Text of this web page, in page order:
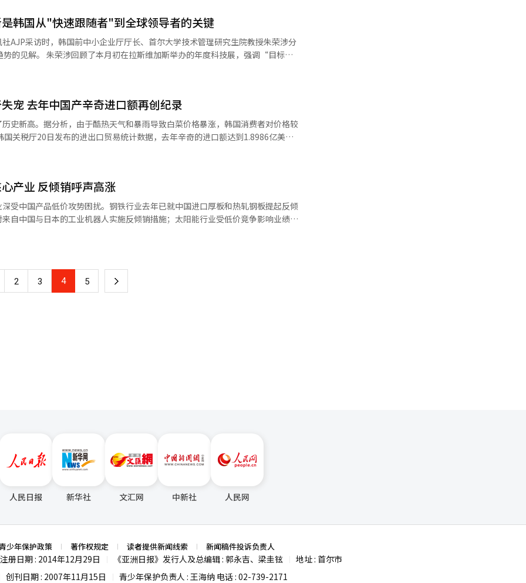
因此尚难以准确评估DeepSeek的影响，但预计市场上既存在长期机遇，也存在
HBM的整体需求仍可能持续增长。 【图片来源 路透社/韩联社】
是否需要限制使用的更多担忧，DeepSeek的进步可能会加紧旨在控制人工智能
高不下。此外，受价格上涨预期影响，产地经销商和辛奇（泡菜）企业增加储存
39.6%，较平年均价上涨40.4%。富士苹果的平均零售价为每10个2.6872万韩
和大枣价格则与去年持平。 水产品价格普遍走高。鲭鱼（国产盐
同比上涨45.4%，较平年均价高出67%；黄花鱼（冷冻中等品）价格为每条
；鱿鱼（近海冷藏）每条售价为7507韩元，同比上涨2.3%，较平年高
畜产品方面，韩牛一等级里脊肉零售价为每100克
韩元，均与去年同期基本持平；但特大鸡蛋的零售价为每盒6410韩元，同比上涨
来春节销售旺季的韩国传统市场【图片来源 韩联
韩国从"快速跟随者"到全球领导者的关键
AJP采访时，韩国前中小企业厅厅长、首尔大学技术管理研究生院教授朱荣涉分
年度科技展，强调“目标导
，也是韩国初创企业在国际舞台上取得成功的关键战略。 他观察到，近年
了CES 2023首次提出“为所有人类安全”的概念，聚焦可持续发展的主题。到了
以AI为核心的创新浪潮，而在2025年的CES上，这些技术已开始商业化。他认
社会和经济挑战中发挥关键作用。 在2025年的CES上，他提到了英
系统”，并认为这是一次行业的颠覆性变革。“英伟达明确提出了通过AI改善世
算机，”他说。 然而，他也警告称，英伟达在物理AI领域
立独立的物理AI生态系统，就可能被完全纳入英伟达的生态体系之中，”他表
竞争力。 对于韩国初创企业，朱荣涉强调了“目标导向型
随者”向全球领导者的转型。他认为，韩国企业需要专注于技术的真正价值，以
当地时间1月6日在拉斯
此次论坛上，来自全球不同领域的专家和领导者共同参与了一场高水平的专题讨
伯克利分校教授萨姆·哈（Sam Ha），以及Productable副社长泰勒·施泰因克
】
宠 去年中国产辛奇进口额再创纪录
史新高。据分析，由于酷热天气和暴雨导致白菜价格暴涨，韩国消费者对价格较
增长了16%。 辛奇进口额的激增与白菜价格波动密切相
口额比2014年增长了81.8%。其中，中国产辛奇占据绝对主导地位，进口额达
更为
国政府对进口白菜实施了临时分配关税（0%），大幅增加中国产白菜进口量。
（约合人民币100元）的高价销售。为稳定物价，政府加大了中国产白菜的进口力
其显著的价格优势。与韩国产辛奇相比，中国产价格仅为其五分之一至四分之
，10公斤营业用辛奇的韩国产价格为4万至5万韩元，而中国产仅为1万至2万韩
产业 反倾销呼声高涨
受中国产品低价攻势困扰。钢铁行业去年已就中国进口厚板和热轧钢板提起反倾
自中国与日本的工业机器人实施反倾销措施；太阳能行业受低价竞争影响业绩恶
韩国工业机器人市场进口量从2021年的9080
增幅超过48%。进口产品的市场占有率也从2021年的75%升至2023年的81%。
销申诉，以反击进口产品的低
激政策上，但前景并不乐观。浦项控股公司会长张仁和表示：“像中国这样的大
倾销低价钢铁产品。” 业界与学界呼吁通过政策支援保护韩国产
业务组合。淑明女子大学经营学教授徐镛求表示：“中国产品的低价攻势是结构性
不可能在价格竞争中胜出。因此应该迅速转向高附加值产品竞争力，或加速进军北
美和法律规章较为宽松的灰色市场。” 现代制铁生产的热轧钢板【图片来源 现代制铁】
2 3 4 5 下
人民日报 新华社 文汇网 中新社 人民网
少年保护政策 著作权规定 读者提供新闻线索 新闻稿件投诉负责人
注册日期 : 2014年12月29日 《亚洲日报》发行人及总编辑 : 郭永吉、梁圭铉
地址 : 首尔市
创刊日期 : 2007年11月15日 青少年保护负责人 : 王海纳 电话 : 02-739-2171